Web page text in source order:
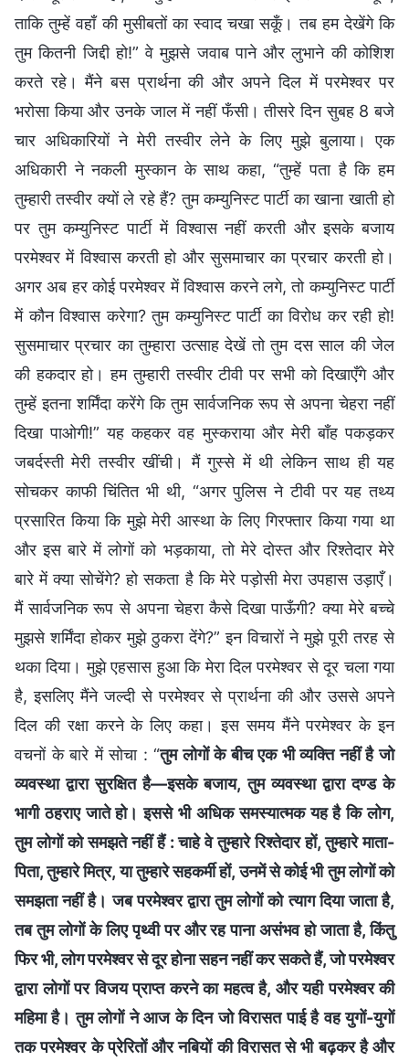
ताकि तुम्हें वहाँ की मुसीबतों का स्वाद चखा सकूँ। तब हम देखेंगे कि
तुम कितनी जिद्दी हो!” वे मुझसे जवाब पाने और लुभाने की कोशिश
करते रहे। मैंने बस प्रार्थना की और अपने दिल में परमेश्वर पर
भरोसा किया और उनके जाल में नहीं फँसी। तीसरे दिन सुबह 8 बजे
चार अधिकारियों ने मेरी तस्वीर लेने के लिए मुझे बुलाया। एक
अधिकारी ने नकली मुस्कान के साथ कहा, “तुम्हें पता है कि हम
तुम्हारी तस्वीर क्यों ले रहे हैं? तुम कम्युनिस्ट पार्टी का खाना खाती हो
पर तुम कम्युनिस्ट पार्टी में विश्वास नहीं करती और इसके बजाय
परमेश्वर में विश्वास करती हो और सुसमाचार का प्रचार करती हो।
अगर अब हर कोई परमेश्वर में विश्वास करने लगे, तो कम्युनिस्ट पार्टी
में कौन विश्वास करेगा? तुम कम्युनिस्ट पार्टी का विरोध कर रही हो!
सुसमाचार प्रचार का तुम्हारा उत्साह देखें तो तुम दस साल की जेल
की हकदार हो। हम तुम्हारी तस्वीर टीवी पर सभी को दिखाएँगे और
तुम्हें इतना शर्मिंदा करेंगे कि तुम सार्वजनिक रूप से अपना चेहरा नहीं
दिखा पाओगी!” यह कहकर वह मुस्कराया और मेरी बाँह पकड़कर
जबर्दस्ती मेरी तस्वीर खींची। मैं गुस्से में थी लेकिन साथ ही यह
सोचकर काफी चिंतित भी थी, “अगर पुलिस ने टीवी पर यह तथ्य
प्रसारित किया कि मुझे मेरी आस्था के लिए गिरफ्तार किया गया था
और इस बारे में लोगों को भड़काया, तो मेरे दोस्त और रिश्तेदार मेरे
बारे में क्या सोचेंगे? हो सकता है कि मेरे पड़ोसी मेरा उपहास उड़ाएँ।
मैं सार्वजनिक रूप से अपना चेहरा कैसे दिखा पाऊँगी? क्या मेरे बच्चे
मुझसे शर्मिंदा होकर मुझे ठुकरा देंगे?” इन विचारों ने मुझे पूरी तरह से
थका दिया। मुझे एहसास हुआ कि मेरा दिल परमेश्वर से दूर चला गया
है, इसलिए मैंने जल्दी से परमेश्वर से प्रार्थना की और उससे अपने
दिल की रक्षा करने के लिए कहा। इस समय मैंने परमेश्वर के इन
वचनों के बारे में सोचा : “तुम लोगों के बीच एक भी व्यक्ति नहीं है जो
व्यवस्था द्वारा सुरक्षित है—इसके बजाय, तुम व्यवस्था द्वारा दण्ड के
भागी ठहराए जाते हो। इससे भी अधिक समस्यात्मक यह है कि लोग,
तुम लोगों को समझते नहीं हैं : चाहे वे तुम्हारे रिश्तेदार हों, तुम्हारे माता-
पिता, तुम्हारे मित्र, या तुम्हारे सहकर्मी हों, उनमें से कोई भी तुम लोगों को
समझता नहीं है। जब परमेश्वर द्वारा तुम लोगों को त्याग दिया जाता है,
तब तुम लोगों के लिए पृथ्वी पर और रह पाना असंभव हो जाता है, किंतु
फिर भी, लोग परमेश्वर से दूर होना सहन नहीं कर सकते हैं, जो परमेश्वर
द्वारा लोगों पर विजय प्राप्त करने का महत्व है, और यही परमेश्वर की
महिमा है। तुम लोगों ने आज के दिन जो विरासत पाई है वह युगों-युगों
तक परमेश्वर के प्रेरितों और नबियों की विरासत से भी बढ़कर है और